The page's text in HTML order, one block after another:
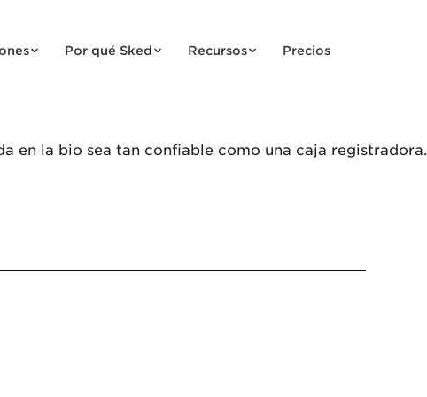
Por qué Sked Recursos Precios
en la bio sea tan confiable como una caja registradora.